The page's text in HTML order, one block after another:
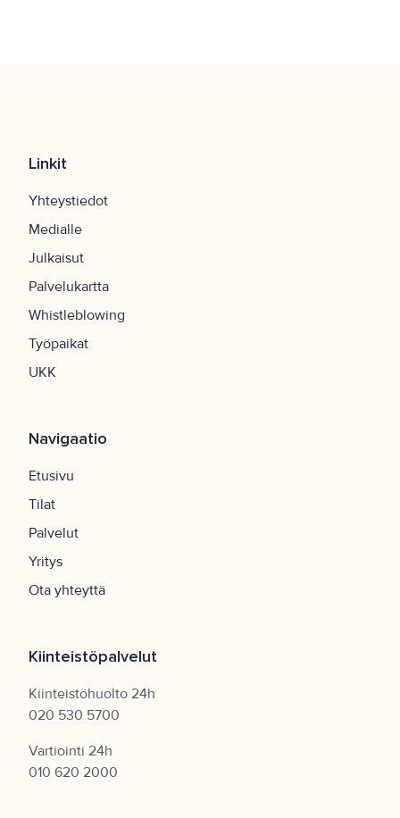
Linkit
Yhteystiedot
Medialle
Julkaisut
Palvelukartta
Whistleblowing
Työpaikat
UKK
Navigaatio
Etusivu
Tilat
Palvelut
Yritys
Ota yhteyttä
Kiinteistöpalvelut
Kiinteistöhuolto 24h
020 530 5700
Vartiointi 24h
010 620 2000